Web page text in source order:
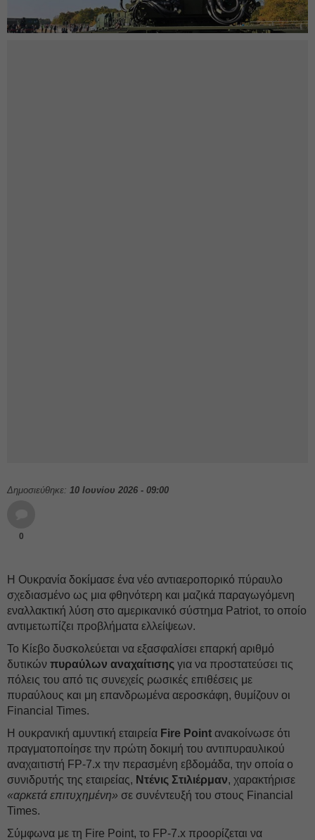
Δημοσιεύθηκε: 10 Ιουνίου 2026 - 09:00
0
Η Ουκρανία δοκίμασε ένα νέο αντιαεροπορικό πύραυλο
σχεδιασμένο ως μια φθηνότερη και μαζικά παραγωγόμενη
εναλλακτική λύση στο αμερικανικό σύστημα Patriot, το οποίο
αντιμετωπίζει προβλήματα ελλείψεων.
Το Κίεβο δυσκολεύεται να εξασφαλίσει επαρκή αριθμό
δυτικών πυραύλων αναχαίτισης για να προστατεύσει τις
πόλεις του από τις συνεχείς ρωσικές επιθέσεις με
πυραύλους και μη επανδρωμένα αεροσκάφη, θυμίζουν οι
Financial Times.
Η ουκρανική αμυντική εταιρεία Fire Point ανακοίνωσε ότι
πραγματοποίησε την πρώτη δοκιμή του αντιπυραυλικού
αναχαιτιστή FP-7.x την περασμένη εβδομάδα, την οποία ο
συνιδρυτής της εταιρείας, Ντένις Στιλιέρμαν, χαρακτήρισε
«αρκετά επιτυχημένη» σε συνέντευξή του στους Financial
Times.
Σύμφωνα με τη Fire Point, το FP-7.x προορίζεται να